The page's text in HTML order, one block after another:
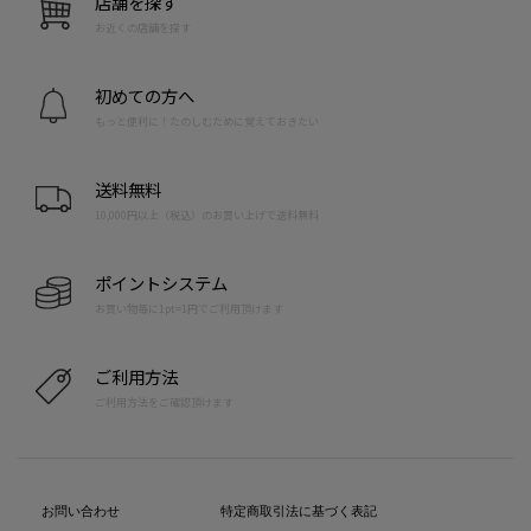
お近くの店舗を探す
初めての方へ
もっと便利に！たのしむために覚えておきたい
送料無料
10,000円以上（税込）のお買い上げで送料無料
ポイントシステム
お買い物毎に1pt=1円でご利用頂けます
ご利用方法
ご利用方法をご確認頂けます
お問い合わせ 特定商取引法に基づく表記